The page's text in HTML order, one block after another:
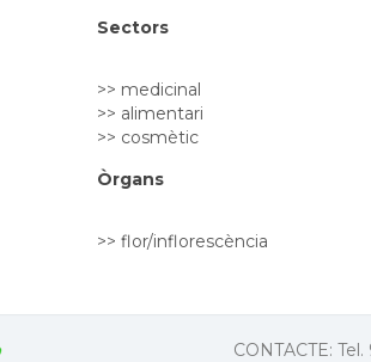
Sectors
>> medicinal
>> alimentari
>> cosmètic
Òrgans
>> flor/inflorescència
CONTACTE: